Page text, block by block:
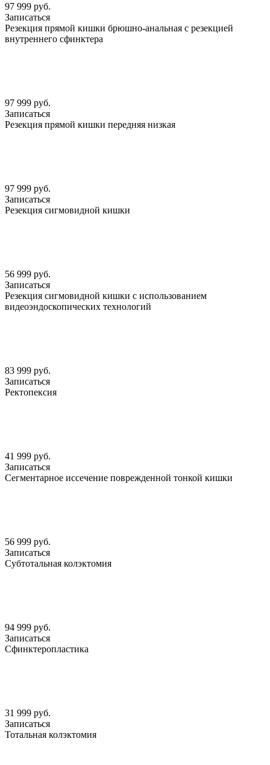
97 999 руб.
Записаться
Резекция прямой кишки брюшно-анальная с резекцией
внутреннего сфинктера
97 999 руб.
Записаться
Резекция прямой кишки передняя низкая
97 999 руб.
Записаться
Резекция сигмовидной кишки
56 999 руб.
Записаться
Резекция сигмовидной кишки с использованием
видеоэндоскопических технологий
83 999 руб.
Записаться
Ректопексия
41 999 руб.
Записаться
Сегментарное иссечение поврежденной тонкой кишки
56 999 руб.
Записаться
Субтотальная колэктомия
94 999 руб.
Записаться
Сфинктеропластика
31 999 руб.
Записаться
Тотальная колэктомия